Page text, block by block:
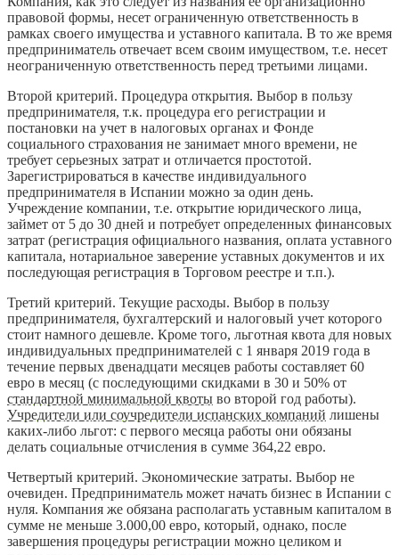
правовой формы, несет ограниченную ответственность в
рамках своего имущества и уставного капитала. В то же время
предприниматель отвечает всем своим имуществом, т.е. несет
неограниченную ответственность перед третьими лицами.
Второй критерий. Процедура открытия. Выбор в пользу
предпринимателя, т.к. процедура его регистрации и
постановки на учет в налоговых органах и Фонде
социального страхования не занимает много времени, не
требует серьезных затрат и отличается простотой.
Зарегистрироваться в качестве индивидуального
предпринимателя в Испании можно за один день.
Учреждение компании, т.е. открытие юридического лица,
займет от 5 до 30 дней и потребует определенных финансовых
затрат (регистрация официального названия, оплата уставного
капитала, нотариальное заверение уставных документов и их
последующая регистрация в Торговом реестре и т.п.).
Третий критерий. Текущие расходы. Выбор в пользу
предпринимателя, бухгалтерский и налоговый учет которого
стоит намного дешевле. Кроме того, льготная квота для новых
индивидуальных предпринимателей с 1 января 2019 года в
течение первых двенадцати месяцев работы составляет 60
евро в месяц (с последующими скидками в 30 и 50% от
стандартной минимальной квоты во второй год работы).
Учредители или соучредители испанских компаний лишены
каких-либо льгот: с первого месяца работы они обязаны
делать социальные отчисления в сумме 364,22 евро.
Четвертый критерий. Экономические затраты. Выбор не
очевиден. Предприниматель может начать бизнес в Испании с
нуля. Компания же обязана располагать уставным капиталом в
сумме не меньше 3.000,00 евро, который, однако, после
завершения процедуры регистрации можно целиком и